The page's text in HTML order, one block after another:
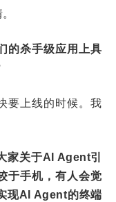
的杀手级应用上具
要上线的时候。我
家关于AI Agent引
于手机，有人会觉
现AI Agent的终端